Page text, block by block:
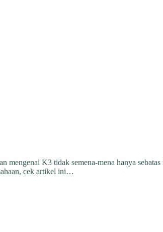
K3 tidak semena-mena hanya
cek artikel ini…